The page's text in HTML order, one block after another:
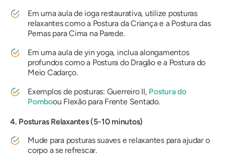
Em uma aula de ioga restaurativa, utilize posturas
relaxantes como a Postura da Criança e a Postura das
Pernas para Cima na Parede.
Em uma aula de yin yoga, inclua alongamentos
profundos como a Postura do Dragão e a Postura do
Meio Cadarço.
Exemplos de posturas: Guerreiro II, Postura do
Pomboou Flexão para Frente Sentado.
4. Posturas Relaxantes (5-10 minutos)
Mude para posturas suaves e relaxantes para ajudar o
corpo a se refrescar.